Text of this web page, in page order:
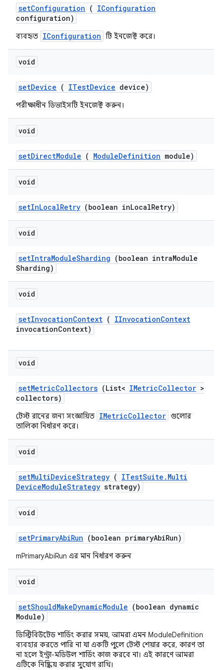
setConfiguration ( IConfiguration
configuration)
ব্যবহৃত IConfiguration টি ইনজেক্ট করে।
void
setDevice ( ITestDevice device)
পরীক্ষাধীন ডিভাইসটি ইনজেক্ট করুন।
void
setDirectModule ( ModuleDefinition module)
void
setInLocalRetry (boolean inLocalRetry)
void
setIntraModuleSharding (boolean intraModule
Sharding)
void
setInvocationContext ( IInvocationContext
invocationContext)
void
setMetricCollectors (List< IMetricCollector >
collectors)
টেস্ট রানের জন্য সংজ্ঞায়িত IMetricCollector গুলোর
তালিকা নির্ধারণ করে।
void
setMultiDeviceStrategy ( ITestSuite . Multi
DeviceModuleStrategy strategy)
void
setPrimaryAbiRun (boolean primaryAbiRun)
mPrimaryAbiRun এর মান নির্ধারণ করুন
void
setShouldMakeDynamicModule (boolean dynamic
Module)
ডিস্ট্রিবিউটেড শার্ডিং করার সময়, আমরা এমন ModuleDefinition
ব্যবহার করতে পারি না যা একটি পুলে টেস্ট শেয়ার করে, কারণ তা
না হলে ইন্ট্রা-মডিউল শার্ডিং কাজ করবে না। এই কারণে আমরা
এটিকে নিষ্ক্রিয় করার সুযোগ রাখি।